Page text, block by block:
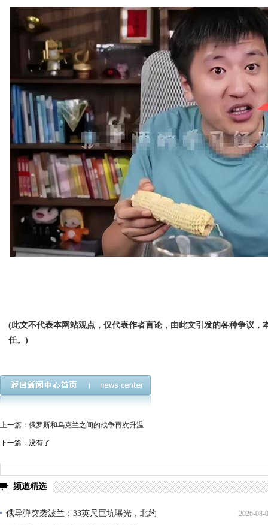
(此文不代表本网站观点，仅代表作者言论，由此文引发的各种争议，
任。)
上一篇： 俄罗斯和乌克兰之间的战争再次升温
下一篇：没有了
频道精选
俄导弹突袭波兰：33英尺巨坑曝光，北约 2026-08-